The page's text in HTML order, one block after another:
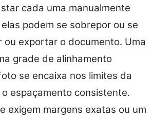
cada uma manualmente
podem se sobrepor ou se
ou exportar o documento. Uma
grade de alinhamento
se encaixa nos limites da
espaçamento consistente.
exigem margens exatas ou um